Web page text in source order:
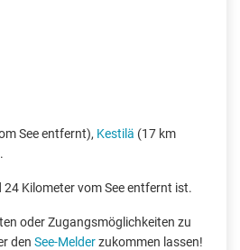
See entfernt), Kestilä (17 km
24 Kilometer vom See entfernt ist.
oder Zugangsmöglichkeiten zu
den See-Melderzukommen lassen!